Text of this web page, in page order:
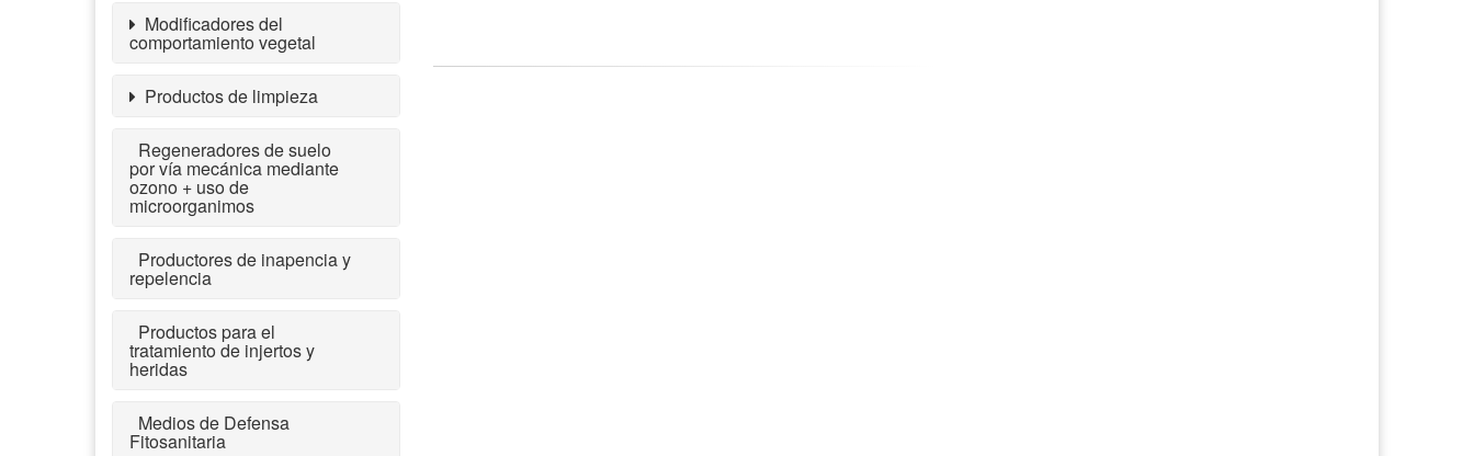
Modificadores del
comportamiento vegetal
Productos de limpieza
Regeneradores de suelo
por vía mecánica mediante
ozono + uso de
microorganimos
Productores de inapencia y
repelencia
Productos para el
tratamiento de injertos y
heridas
Medios de Defensa
Fitosanitaria